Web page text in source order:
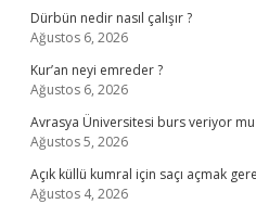
Dürbün nedir nasıl çalışır ?
Ağustos 6, 2026
Kur’an neyi emreder ?
Ağustos 6, 2026
Avrasya Üniversitesi burs veriyor mu
Ağustos 5, 2026
Açık küllü kumral için saçı açmak
Ağustos 4, 2026